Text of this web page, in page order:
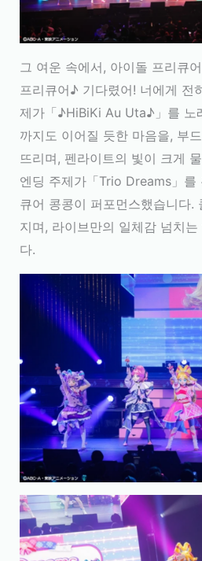
그 여운 속에서, 아이돌 프리큐
프리큐어♪ 기다렸어! 너에게 전
제가「♪HiBiKi Au Uta♪」를 노
까지도 이어질 듯한 마음을, 부
뜨리며, 펜라이트의 빛이 크게
엔딩 주제가「Trio Dreams」를
큐어 콩콩이 퍼포먼스했습니다.
지며, 라이브만의 일체감 넘치
다.